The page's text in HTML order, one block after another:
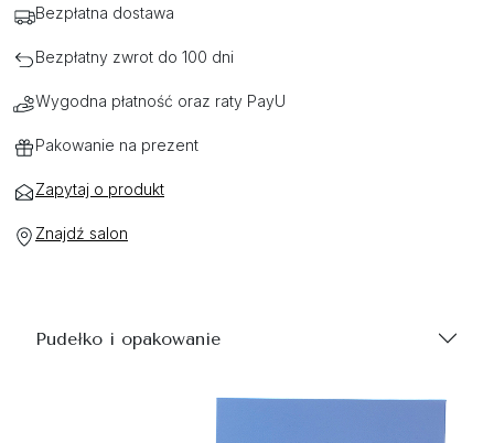
Bezpłatna dostawa
Bezpłatny zwrot do 100 dni
Wygodna płatność oraz raty PayU
Pakowanie na prezent
Zapytaj o produkt
Znajdź salon
Pudełko i opakowanie